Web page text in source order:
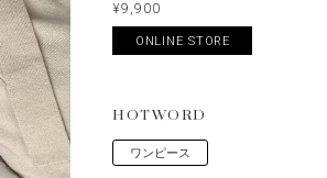
¥9,900
ONLINE STORE
HOTWORD
ワンピース